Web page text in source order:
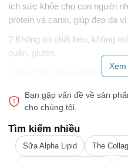
ích sức khỏe cho con người
protein và canxi, giúp đẹp da
? Không có chất béo, không
quản, gluten.
? Quả Việt quất có nhiều chất
duy trì sức khỏe của cơ thể
Việt Quất có thể ăn tươi, sấy
chua, trái cây, bánh kẹo hay
một loại snack đều rất ngon và
? Nếu thường xuyên ăn quả
não, hiệu quả trong việc làm
Xem
Bạn gặp vấn đề về sản
cho chúng tôi.
Tìm kiếm nhiều
Sữa Alpha Lipid The